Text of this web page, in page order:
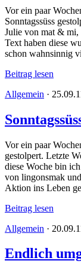
Vor ein paar
Sonntagssüss
Julie von mat & mi,
Text haben diese
schon wahnsinnig
Beitrag lesen
Allgemein ·
Vor ein paar
gestolpert. Letzte
diese Woche bin
von lingonsmak
Aktion ins Leben
Beitrag lesen
Allgemein ·
Endlich